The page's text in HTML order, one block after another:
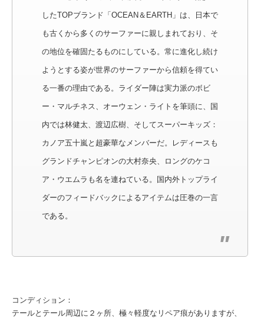
したTOPブランド「OCEAN＆EARTH」は、日本で
も古くから多くのサーファーに親しまれており、そ
の地位を確固たるものにしている。常に進化し続け
ようとする姿が世界のサーファーから信頼を得てい
る一番の理由である。ライダー陣は実力派のボビ
ー・マルチネス、オーウェン・ライトを筆頭に、国
内では林健太、渡辺広樹、そしてスーパーキッズ：
カノア五十嵐と超豪華なメンバーだ。レディースも
グランドチャンピオンの大村奈央、ロングのケコ
ア・ウエムラも名を連ねている。国内外トップライ
ダーのフィードバックによるアイテムは圧巻の一言
である。
コンディション：
テールとテール周辺に２ヶ所、極々軽度なリペア痕がありますが、